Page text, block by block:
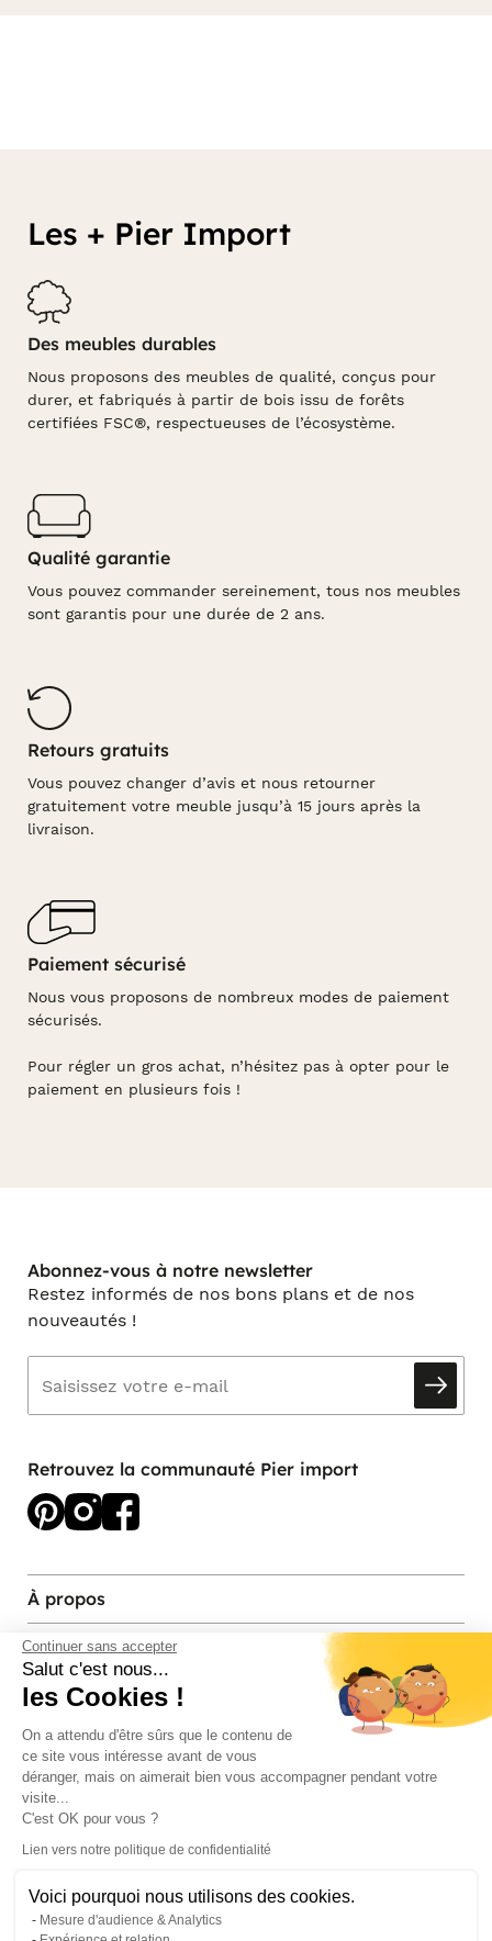
Continuer sans accepter
Salut c'est nous...
les Cookies !
On a attendu d'être sûrs que le contenu de
ce site vous intéresse avant de vous
déranger, mais on aimerait bien vous accompagner pendant votre
visite...
C'est OK pour vous ?
Lien vers notre politique de confidentialité
Voici pourquoi nous utilisons des cookies.
Mesure d'audience & Analytics
Les + Pier Import
Des meubles durables
Nous proposons des meubles de qualité, conçus pour
durer, et fabriqués à partir de bois issu de forêts
certifiées FSC®, respectueuses de l’écosystème.
Qualité garantie
Vous pouvez commander sereinement, tous nos meubles
sont garantis pour une durée de 2 ans.
Retours gratuits
Vous pouvez changer d’avis et nous retourner
gratuitement votre meuble jusqu’à 15 jours après la
livraison.
Paiement sécurisé
Nous vous proposons de nombreux modes de paiement
sécurisés.
Pour régler un gros achat, n’hésitez pas à opter pour le
paiement en plusieurs fois !
Abonnez-vous à notre newsletter
Restez informés de nos bons plans et de nos
nouveautés !
Retrouvez la communauté Pier import
À propos
Services et contact
Magasins et Showrooms
Modes de paiement acceptés